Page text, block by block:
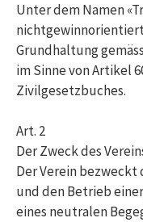
Unter dem Namen
Grundhaltung
im Sinne von Artikel
Zivilgesetzbuches.
Art. 2
Der Zweck des
Der Verein
und den Betrieb
eines neutralen